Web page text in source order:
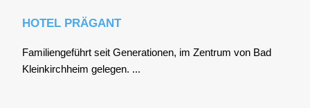
HOTEL PRÄGANT
Fami­li­en­ge­führt seit Gene­ra­tio­nen, im Zen­trum von Bad
Klein­kirch­heim gele­gen. ...